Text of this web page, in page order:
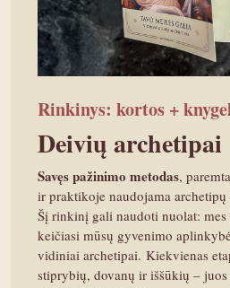
Rinkinys: kortos +
Deivių archetipai
Savęs pažinimo metodas,
ir praktikoje naudojama archetipų
Šį rinkinį gali naudoti nuolat: mes
keičiasi mūsų gyvenimo
vidiniai archetipai. Kiekvienas
stiprybių, dovanų ir iššūkių –